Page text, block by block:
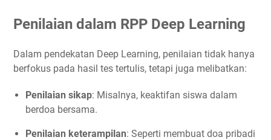
Penilaian dalam RPP Deep Learning
Dalam pendekatan Deep Learning, penilaian tidak hanya
berfokus pada hasil tes tertulis, tetapi juga melibatkan:
Penilaian sikap: Misalnya, keaktifan siswa dalam
berdoa bersama.
Penilaian keterampilan: Seperti membuat doa pribadi